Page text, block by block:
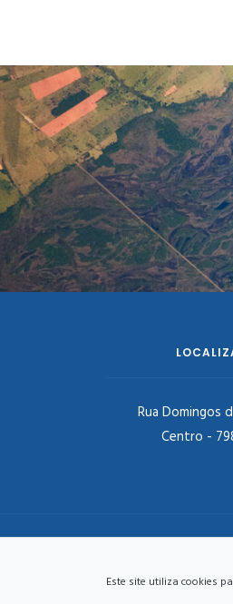
Rua Domingos
Centro -
Este site utiliza cookies